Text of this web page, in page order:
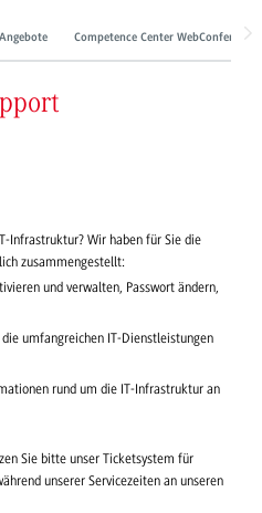
Competence Center WebConference
Infrastruktur? Wir haben für Sie die
zusammengestellt:
und verwalten, Passwort ändern,
umfangreichen IT-Dienstleistungen
rund um die IT-Infrastruktur an
Sie bitte unser Ticketsystem für
unserer Servicezeiten an unseren